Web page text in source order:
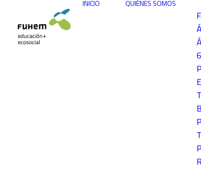
INICIO QUIÉNES SOMOS